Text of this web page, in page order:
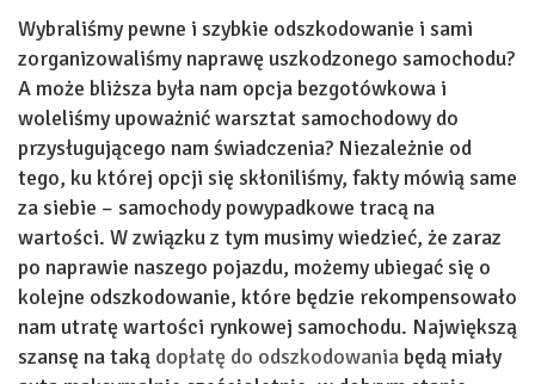
Wybraliśmy pewne i szybkie odszkodowanie i sami
zorganizowaliśmy naprawę uszkodzonego samochodu?
A może bliższa była nam opcja bezgotówkowa i
woleliśmy upoważnić warsztat samochodowy do
przysługującego nam świadczenia? Niezależnie od
tego, ku której opcji się skłoniliśmy, fakty mówią same
za siebie – samochody powypadkowe tracą na
wartości. W związku z tym musimy wiedzieć, że zaraz
po naprawie naszego pojazdu, możemy ubiegać się o
kolejne odszkodowanie, które będzie rekompensowało
nam utratę wartości rynkowej samochodu. Największą
szansę na taką dopłatę do odszkodowania będą miały